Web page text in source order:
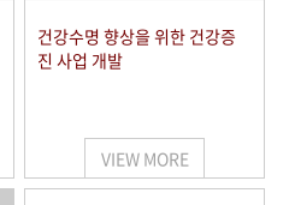
건강수명 향상을 위한 건강증
진 사업 개발
VIEW MORE